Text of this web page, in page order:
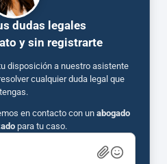
dudas legales
y sin registrarte
disposición a nuestro asistente
cualquier duda legal que
tengas.
en contacto con un abogado
para tu caso.